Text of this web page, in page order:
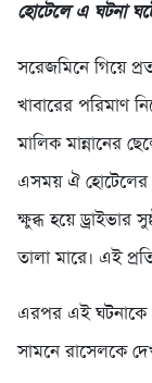
হোটেলে এ ঘটনা
সরেজমিনে গিয়ে
খাবারের পরিমাণ
মালিক মান্নানের
এসময় ঐ হোটেলের
ক্ষুব্ধ হয়ে ড্রাইভার
তালা মারে। এই
এরপর এই ঘটনাকে
সামনে রাসেলকে